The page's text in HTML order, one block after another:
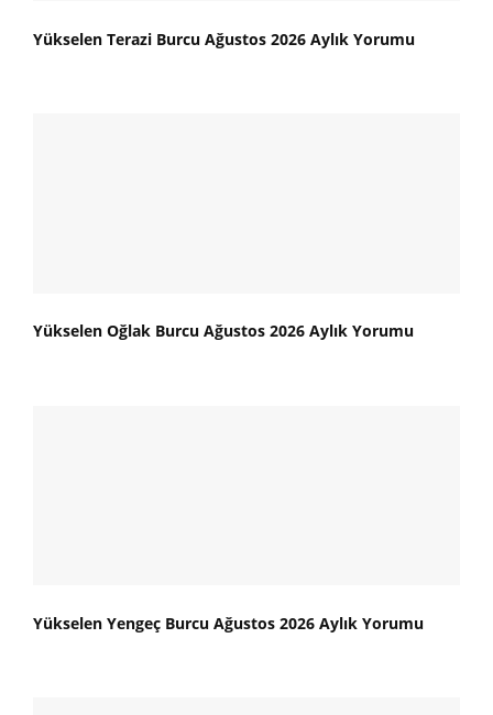
Yükselen Terazi Burcu Ağustos 2026 Aylık Yorumu
Yükselen Oğlak Burcu Ağustos 2026 Aylık Yorumu
Yükselen Yengeç Burcu Ağustos 2026 Aylık Yorumu